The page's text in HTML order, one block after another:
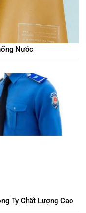
Nước
Ty Chất Lượng Cao